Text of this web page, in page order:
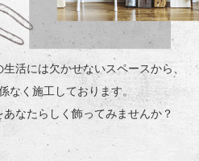
活には欠かせないスペースから、
なく施工しております。
なたらしく飾ってみませんか？